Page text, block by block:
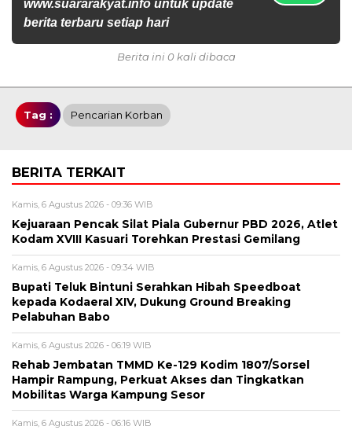
www.suararakyat.info untuk update
berita terbaru setiap hari
Berita ini 0 kali dibaca
Tag : Pencarian Korban
BERITA TERKAIT
Kamis, 6 Agustus 2026 - 09:36 WIB
Kejuaraan Pencak Silat Piala Gubernur PBD 2026, Atlet
Kodam XVIII Kasuari Torehkan Prestasi Gemilang
Kamis, 6 Agustus 2026 - 09:34 WIB
Bupati Teluk Bintuni Serahkan Hibah Speedboat
kepada Kodaeral XIV, Dukung Ground Breaking
Pelabuhan Babo
Kamis, 6 Agustus 2026 - 06:19 WIB
Rehab Jembatan TMMD Ke-129 Kodim 1807/Sorsel
Hampir Rampung, Perkuat Akses dan Tingkatkan
Mobilitas Warga Kampung Sesor
Kamis, 6 Agustus 2026 - 06:16 WIB